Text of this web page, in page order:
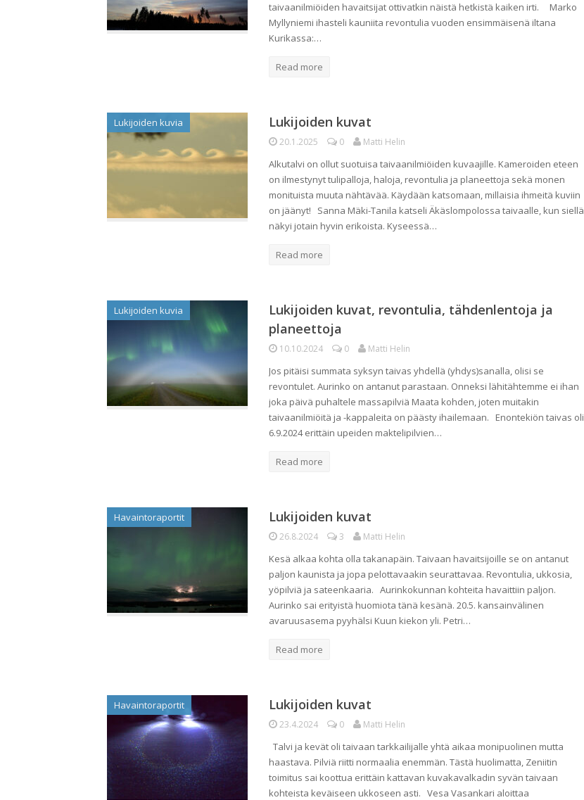
taivaanilmiöiden havaitsijat ottivatkin näistä hetkistä kaiken irti. Marko
Myllyniemi ihasteli kauniita revontulia vuoden ensimmäisenä iltana
Kurikassa:…
Read more
Lukijoiden kuvia Lukijoiden kuvat
20.1.2025 0 Matti Helin
Alkutalvi on ollut suotuisa taivaanilmiöiden kuvaajille. Kameroiden eteen
on ilmestynyt tulipalloja, haloja, revontulia ja planeettoja sekä monen
monituista muuta nähtävää. Käydään katsomaan, millaisia ihmeitä kuviin
on jäänyt! Sanna Mäki-Tanila katseli Äkäslompolossa taivaalle, kun siellä
näkyi jotain hyvin erikoista. Kyseessä…
Read more
Lukijoiden kuvia
Lukijoiden kuvat, revontulia, tähdenlentoja ja
planeettoja
10.10.2024 0 Matti Helin
Jos pitäisi summata syksyn taivas yhdellä (yhdys)sanalla, olisi se
revontulet. Aurinko on antanut parastaan. Onneksi lähitähtemme ei ihan
joka päivä puhaltele massapilviä Maata kohden, joten muitakin
taivaanilmiöitä ja -kappaleita on päästy ihailemaan. Enontekiön taivas oli
6.9.2024 erittäin upeiden maktelipilvien…
Read more
Havaintoraportit Lukijoiden kuvat
26.8.2024 3 Matti Helin
Kesä alkaa kohta olla takanapäin. Taivaan havaitsijoille se on antanut
paljon kaunista ja jopa pelottavaakin seurattavaa. Revontulia, ukkosia,
yöpilviä ja sateenkaaria. Aurinkokunnan kohteita havaittiin paljon.
Aurinko sai erityistä huomiota tänä kesänä. 20.5. kansainvälinen
avaruusasema pyyhälsi Kuun kiekon yli. Petri…
Read more
Havaintoraportit Lukijoiden kuvat
23.4.2024 0 Matti Helin
Talvi ja kevät oli taivaan tarkkailijalle yhtä aikaa monipuolinen mutta
haastava. Pilviä riitti normaalia enemmän. Tästä huolimatta, Zeniitin
toimitus sai koottua erittäin kattavan kuvakavalkadin syvän taivaan
kohteista keväiseen ukkoseen asti. Vesa Vasankari aloittaa